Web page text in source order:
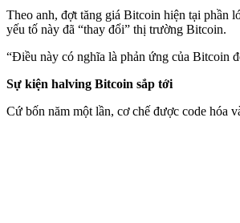
Theo anh, đợt tăng giá Bitcoin hiện tại phần
yếu tố này đã “thay đổi” thị trường Bitcoin.
“Điều này có nghĩa là phản ứng của Bitcoin
Sự kiện halving Bitcoin sắp tới
Cứ bốn năm một lần, cơ chế được code hóa